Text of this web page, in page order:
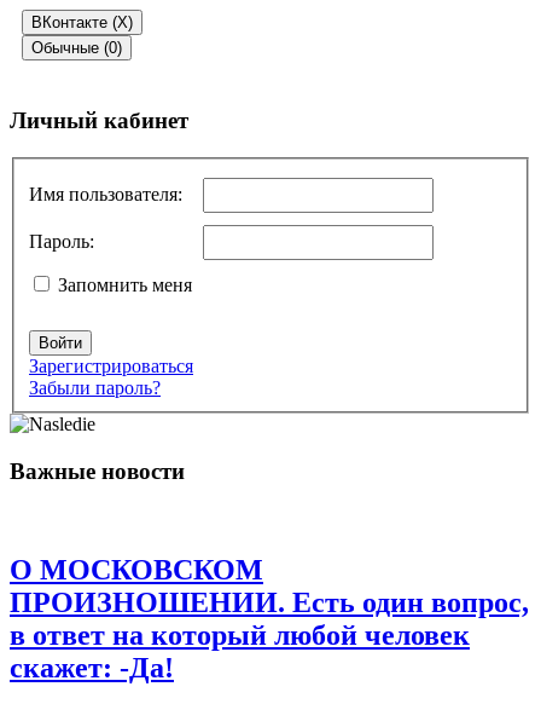
ВКонтакте (X)
Обычные (0)
Добавить комментарий
помечены*
Комментарий
Имя*
Email*
Сохранить моё имя, email и адрес сайта в этом браузере для
последующих моих комментариев.
Личный кабинет
Имя пользователя:
Пароль:
Запомнить меня
Войти
Зарегистрироваться
Забыли пароль?
Важные новости
О МОСКОВСКОМ
ПРОИЗНОШЕНИИ. Есть один вопрос,
в ответ на который любой человек
скажет: -Да!